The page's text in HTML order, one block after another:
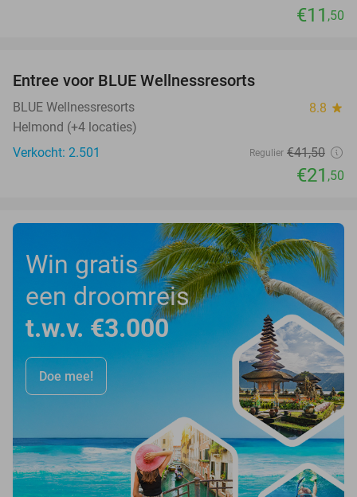
€11 ,50
Entree voor BLUE Wellnessresorts
BLUE Wellnessresorts 8.8 star
Helmond (+4 locaties)
Verkocht: 2.501
Regulier €41,50
€21 ,50
Win gratis
een droomreis
t.w.v. €3.000
Doe mee!